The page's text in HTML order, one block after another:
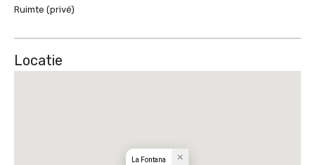
Ruimte (privé)
Locatie
La Fontana